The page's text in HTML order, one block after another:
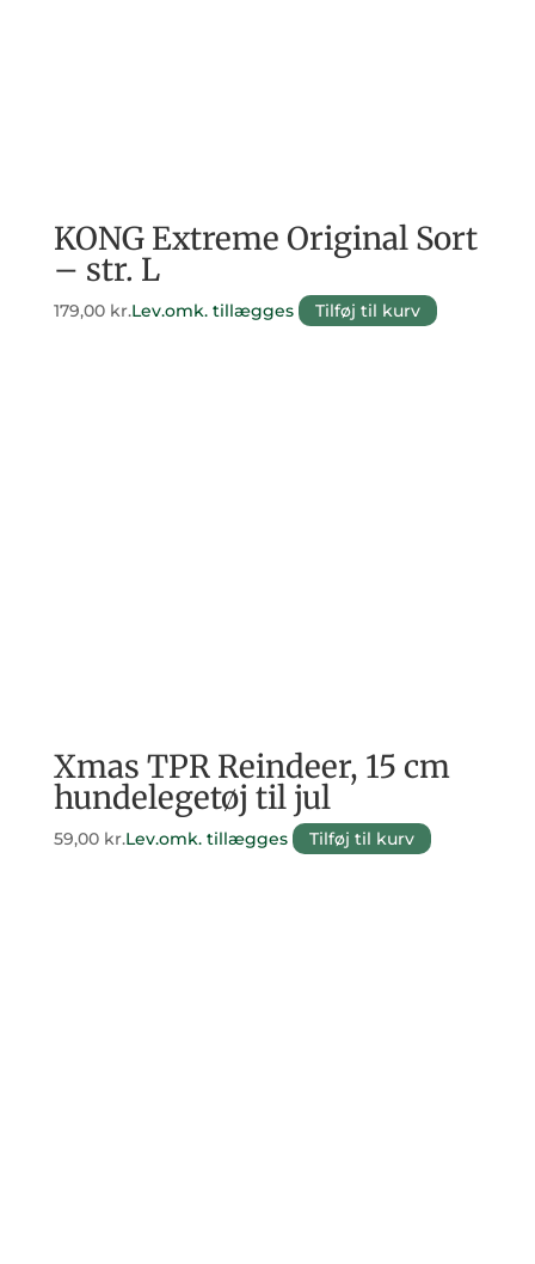
KONG Extreme Original Sort
– str. L
179,00 kr.Lev.omk. tillægges Tilføj til kurv
Xmas TPR Reindeer, 15 cm
hundelegetøj til jul
59,00 kr.Lev.omk. tillægges Tilføj til kurv